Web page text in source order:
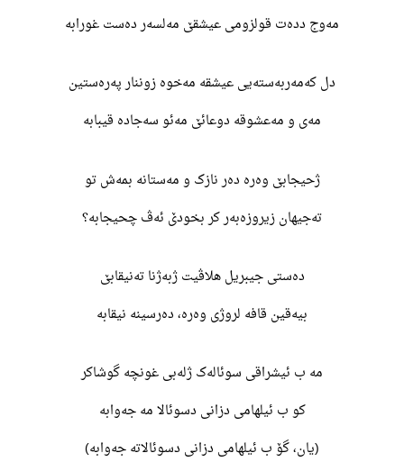
مەوج ددەت قولزومی عیشقێ مەلسەر دەست غورابە
دل کەمەربەستەیی عیشقە مەخوە زوننار پەرەستین
مەی و مەعشوقە دوعائێ مەئو سەجادە قیبابە
ژحیجابێ وەرە دەر نازک و مەستانە بمەش تو
تەجیهان زیروزەبەر کر بخودێ ئەڤ چحیجابە؟
دەستی جیبریل هلاڤیت ژبەژنا تەنیقابێ
بیەقین قافە لروژی وەرە، دەرسینە نیقابە
مە ب ئیشراقی سوئالەک ژلەبی غونچە گوشاکر
کو ب ئیلهامی دزانی دسوئالا مە جەوابە
(یان، گۆ ب ئیلهامی دزانی دسوئالاتە جەوابە)